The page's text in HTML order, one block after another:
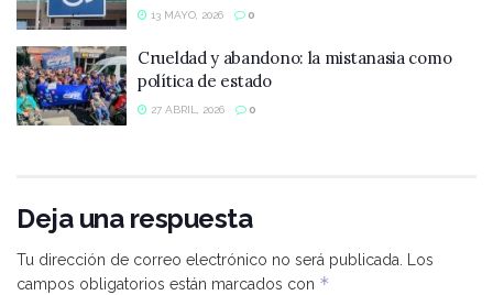
13 MAYO, 2026 0
Crueldad y abandono: la mistanasia como
política de estado
27 ABRIL, 2026 0
Deja una respuesta
Tu dirección de correo electrónico no será publicada. Los
campos obligatorios están marcados con *